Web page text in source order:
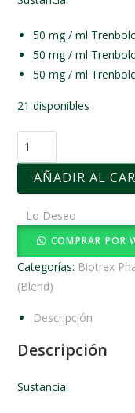
50 mg / ml
50 mg / ml
50 mg / ml
21 disponibles
AÑADIR AL
Lo Deseo
COMPRAR POR
Categorías: Biotrex
(Blend)
Descripción
Descripción
Sustancia: